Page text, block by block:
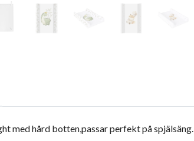
med hård botten,passar perfekt på spjälsäng.